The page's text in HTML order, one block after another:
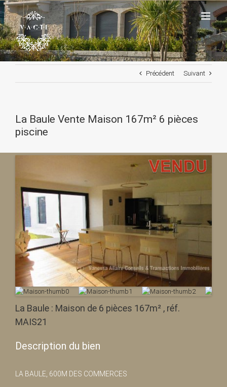
Passer
au
contenu
Précédent Suivant
La Baule Vente Maison 167m² 6 pièces
piscine
La Baule : Maison de 6 pièces 167m² , réf.
MAIS21
Description du bien
LA BAULE, 600M DES COMMERCES